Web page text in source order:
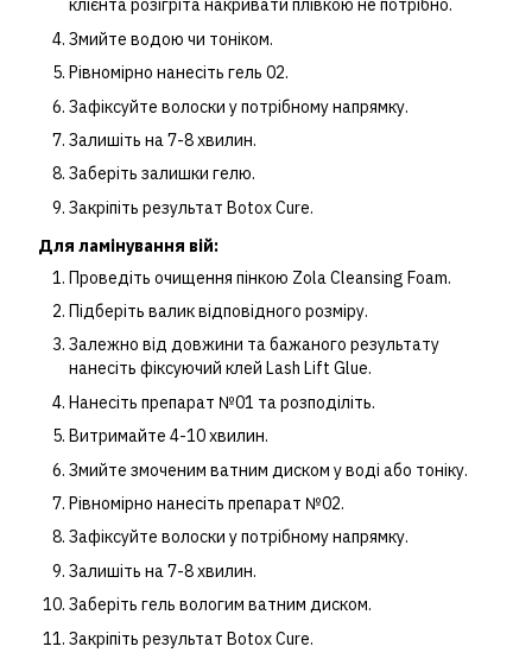
клієнта розігріта накривати плівкою не потрібно.
Змийте водою чи тоніком.
Рівномірно нанесіть гель 02.
Зафіксуйте волоски у потрібному напрямку.
Залишіть на 7-8 хвилин.
Заберіть залишки гелю.
Закріпіть результат Botox Cure.
Для ламінування вій:
Проведіть очищення пінкою Zola Cleansing Foam.
Підберіть валик відповідного розміру.
Залежно від довжини та бажаного результату
нанесіть фіксуючий клей Lash Lift Glue.
Нанесіть препарат №01 та розподіліть.
Витримайте 4-10 хвилин.
Змийте змоченим ватним диском у воді або тоніку.
Рівномірно нанесіть препарат №02.
Зафіксуйте волоски у потрібному напрямку.
Залишіть на 7-8 хвилин.
Заберіть гель вологим ватним диском.
Закріпіть результат Botox Cure.